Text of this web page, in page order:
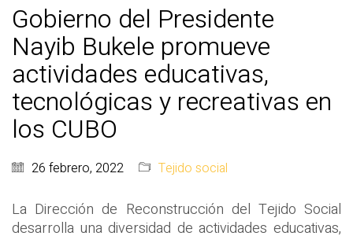
Gobierno del Presidente
Nayib Bukele promueve
actividades educativas,
tecnológicas y recreativas en
los CUBO
26 febrero, 2022 Tejido social
La Dirección de Reconstrucción del Tejido Social
desarrolla una diversidad de actividades educativas,